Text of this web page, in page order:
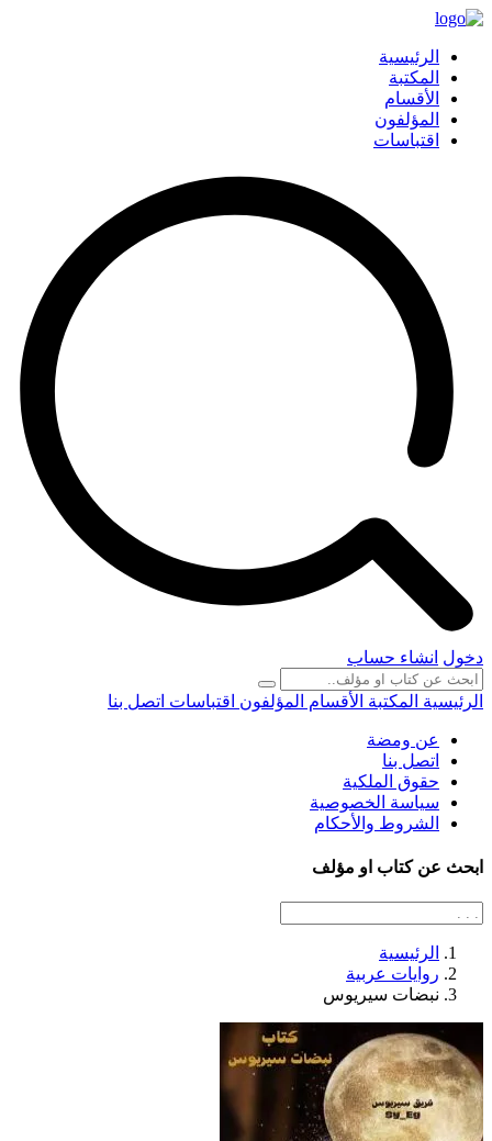
الرئيسية
المكتبة
الأقسام
المؤلفون
اقتباسات
دخول انشاء حساب
الرئيسية المكتبة الأقسام المؤلفون اقتباسات اتصل بنا
عن ومضة
اتصل بنا
حقوق الملكية
سياسة الخصوصية
الشروط والأحكام
ابحث عن كتاب او مؤلف
الرئيسية
روايات عربية
نبضات سيريوس